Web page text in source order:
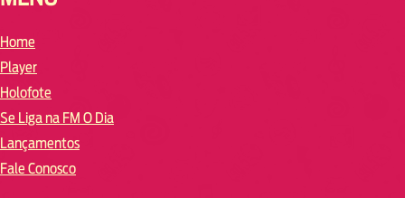
Home
Player
Holofote
Se Liga na FM O Dia
Lançamentos
Fale Conosco